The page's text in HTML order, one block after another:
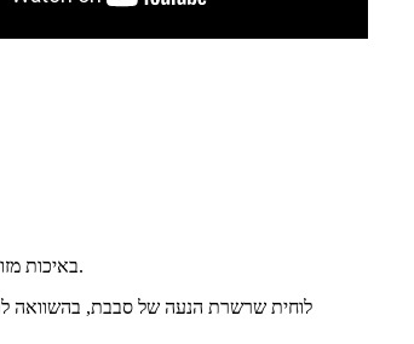
1. לוח שרשרת: PP באיכות מזון / מסוע: PU או PVC באיכות מזון.